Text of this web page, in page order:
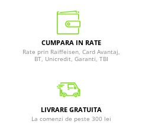
CUMPARA IN RATE
Rate prin Raiffeisen, Card Avantaj,
BT, Unicredit, Garanti, TBI
LIVRARE GRATUITA
La comenzi de peste 300 lei